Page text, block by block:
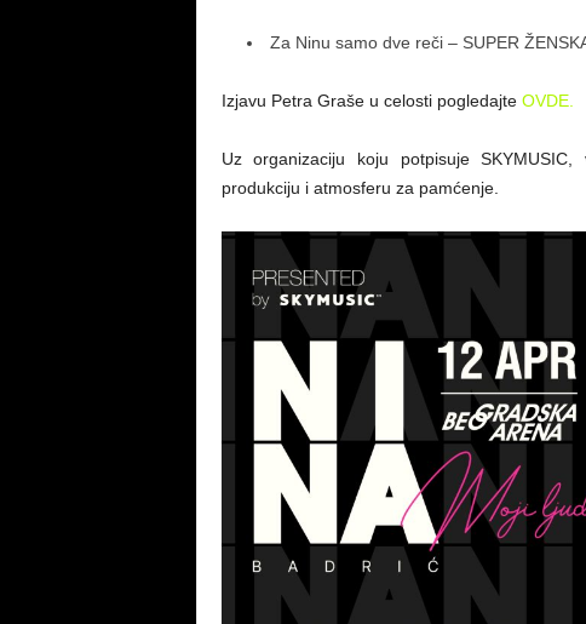
Za Ninu samo dve reči – SUPER
Izjavu Petra Graše u celosti pogledajte OVDE.
Uz organizaciju koju potpisuje
produkciju i atmosferu za pamćenje.